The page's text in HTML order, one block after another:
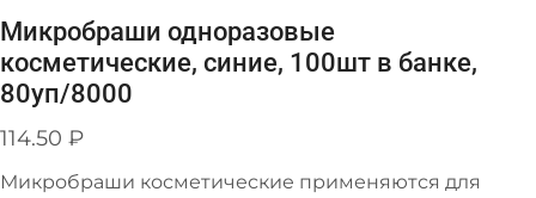
Микробраши одноразовые
косметические, синие, 100шт в банке,
80уп/8000
114.50 ₽
Микробраши косметические применяются для